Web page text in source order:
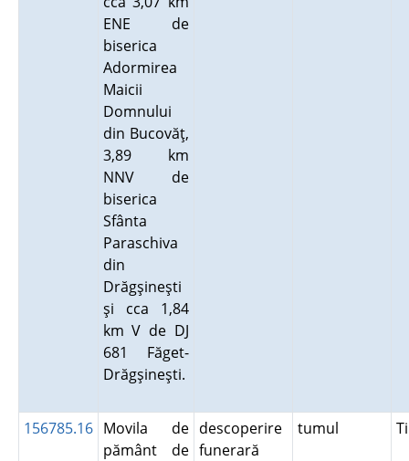
ENE de
biserica
Adormirea
Maicii
Domnului
din Bucovăţ,
3,89 km
NNV de
biserica
Sfânta
Paraschiva
din
Drăgşineşti
şi cca 1,84
km V de DJ
681 Făget-
Drăgşineşti.
156785.16 Movila de
pământ de
descoperire
funerară
tumul